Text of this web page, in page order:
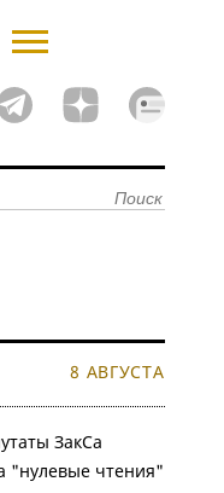
8 АВГУСТА
ЗакСа
"нулевые чтения"